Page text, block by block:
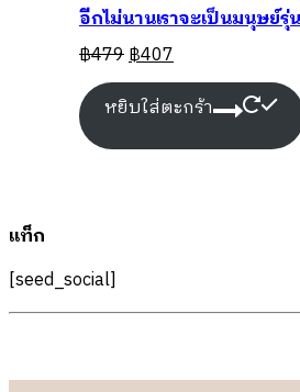
อีกไม่นานเราจะเป็นมนุษย์รุ่
฿479฿407
หยิบใส่ตะกร้า
แท็ก
[seed_social]